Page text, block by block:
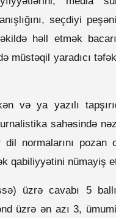
seçdiyi
həll etmək
müstəqil yaradıcı
və ya yazılı
sahəsində
dil normalarını
qabiliyyətini nümayiş
üzrə cavabı 5
üzrə ən azı 3,